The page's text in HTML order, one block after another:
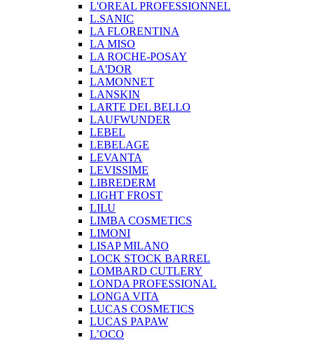
L'OREAL PROFESSIONNEL
L.SANIC
LA FLORENTINA
LA MISO
LA ROCHE-POSAY
LA'DOR
LAMONNET
LANSKIN
LARTE DEL BELLO
LAUFWUNDER
LEBEL
LEBELAGE
LEVANTA
LEVISSIME
LIBREDERM
LIGHT FROST
LILU
LIMBA COSMETICS
LIMONI
LISAP MILANO
LOCK STOCK BARREL
LOMBARD CUTLERY
LONDA PROFESSIONAL
LONGA VITA
LUCAS COSMETICS
LUCAS PAPAW
L’OCO